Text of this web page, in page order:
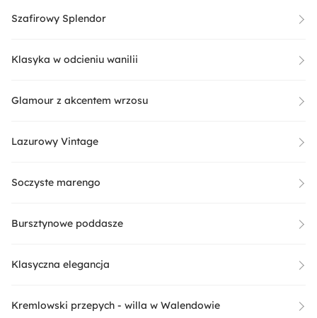
Szafirowy Splendor
Klasyka w odcieniu wanilii
Glamour z akcentem wrzosu
Lazurowy Vintage
Soczyste marengo
Bursztynowe poddasze
Klasyczna elegancja
Kremlowski przepych - willa w Walendowie